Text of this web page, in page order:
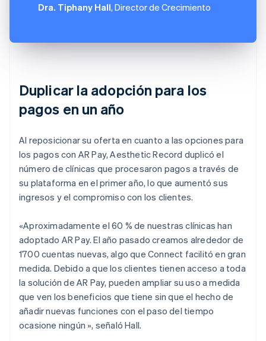
Dra. Tiphany Hall, Director de Crecimiento
Duplicar la adopción para los
pagos en un año
Al reposicionar su oferta en cuanto a las opciones para
los pagos con AR Pay, Aesthetic Record duplicó el
número de clínicas que procesaron pagos a través de
su plataforma en el primer año, lo que aumentó sus
ingresos y el compromiso con los clientes.
«Aproximadamente el 60 % de nuestras clínicas han
adoptado AR Pay. El año pasado creamos alrededor de
1700 cuentas nuevas, algo que Connect facilitó en gran
medida. Debido a que los clientes tienen acceso a toda
la solución de AR Pay, pueden ampliar su uso a medida
que ven los beneficios que tiene sin que el hecho de
añadir nuevas funciones con el paso del tiempo
ocasione ningún », señaló Hall.